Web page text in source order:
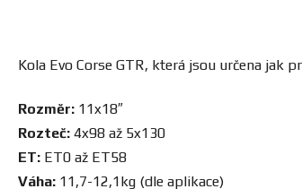
Kola Evo Corse GTR, která jsou určena jak
Rozměr: 11x18″
Rozteč: 4x98 až 5x130
ET: ET0 až ET58
Váha: 11,7-12,1kg (dle aplikace)